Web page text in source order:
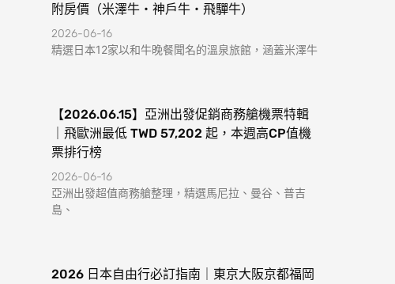
附房價（米澤牛・神戶牛・飛驒牛）
2026-06-16
精選日本12家以和牛晚餐聞名的溫泉旅館，涵蓋米澤牛
【2026.06.15】亞洲出發促銷商務艙機票特輯
｜飛歐洲最低 TWD 57,202 起，本週高CP值機
票排行榜
2026-06-16
亞洲出發超值商務艙整理，精選馬尼拉、曼谷、普吉
島、
2026 日本自由行必訂指南｜東京大阪京都福岡